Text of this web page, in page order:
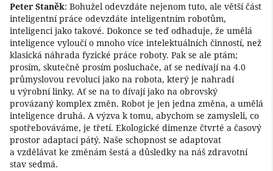
Peter Staněk: Bohužel odevzdáte nejenom tuto, ale větší část
inteligentní práce odevzdáte inteligentním robotům,
inteligenci jako takové. Dokonce se teď odhaduje, že umělá
inteligence vyloučí o mnoho více intelektuálních činností, než
klasická náhrada fyzické práce roboty. Pak se ale ptám;
prosím, skutečně prosím posluchače, ať se nedívají na 4.0
průmyslovou revoluci jako na robota, který je nahradí
u výrobní linky. Ať se na to dívají jako na obrovský
provázaný komplex změn. Robot je jen jedna změna, a umělá
inteligence druhá. A výzva k tomu, abychom se zamysleli, co
spotřebováváme, je třetí. Ekologické dimenze čtvrté a časový
prostor adaptací pátý. Naše schopnost se adaptovat
a vzdělávat ke změnám šestá a důsledky na náš zdravotní
stav sedmá.